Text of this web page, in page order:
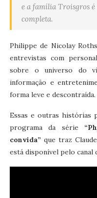
e a família Troisgros é
completa.
Philippe de Nicolay
entrevistas com
sobre o universo do
informação e
forma leve e descontraída.
Essas e outras histórias
programa da série
convida” que traz
está disponível pelo canal